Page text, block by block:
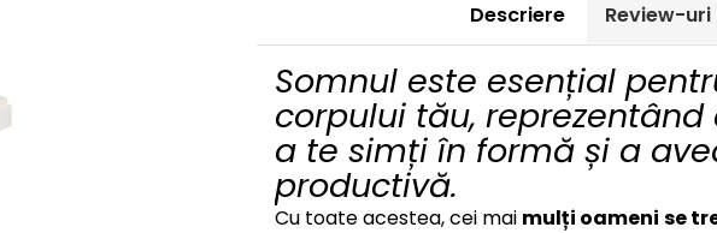
Descriere Review-uri
Somnul este esențial
corpului tău,
a te simți în formă și a
productivă.
Cu toate acestea, cei mai mulți oameni se